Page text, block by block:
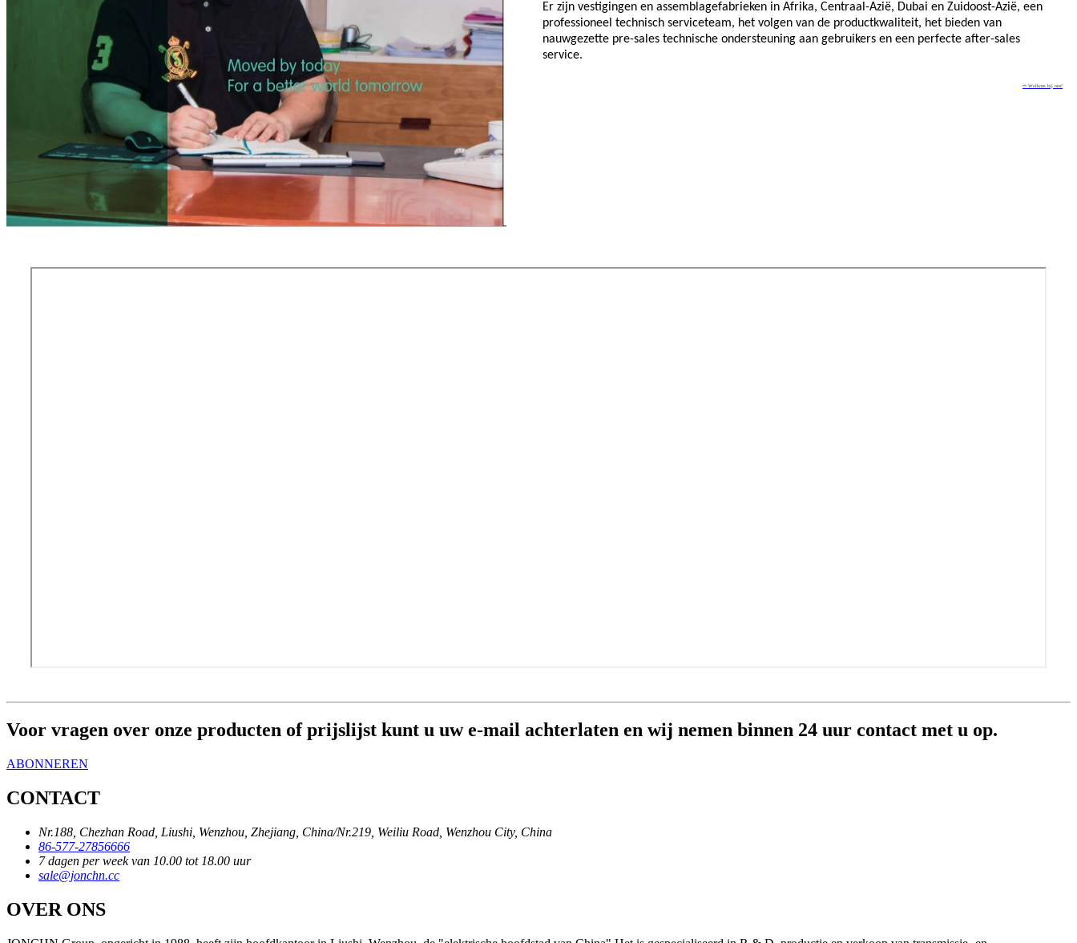
Er zijn vestigingen en assemblagefabrieken in Afrika, Centraal-Azië, Dubai en Zuidoost-Azië, een
professioneel technisch serviceteam, het volgen van de productkwaliteit, het bieden van
nauwgezette pre-sales technische ondersteuning aan gebruikers en een perfecte after-sales
service.
➱ Welkom bij ons!
Voor vragen over onze producten of prijslijst kunt u uw e-mail achterlaten en wij nemen binnen 24 uur contact met u op.
ABONNEREN
CONTACT
Nr.188, Chezhan Road, Liushi, Wenzhou, Zhejiang, China/Nr.219, Weiliu Road, Wenzhou City, China
86-577-27856666
7 dagen per week van 10.00 tot 18.00 uur
sale@jonchn.cc
OVER ONS